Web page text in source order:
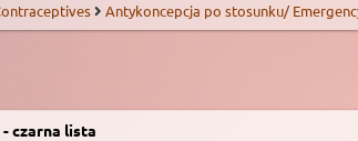
Antykoncepcja po stosunku/
czarna lista